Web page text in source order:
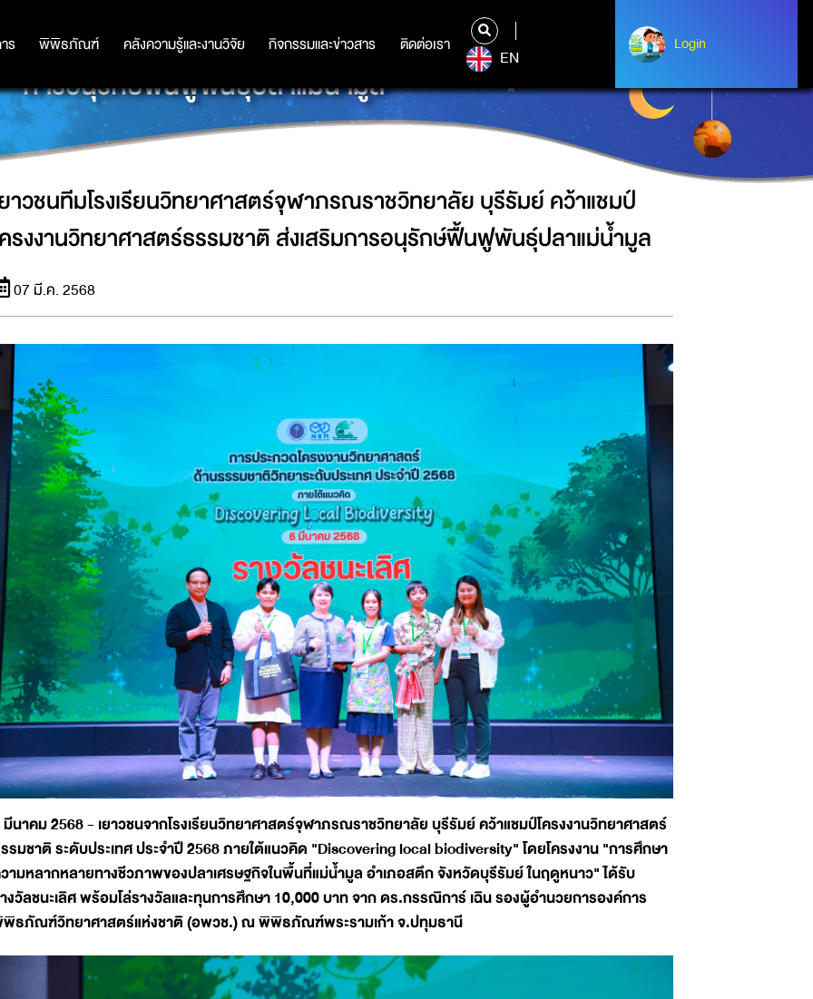
ร พิพิธภัณฑ์ คลังความรู้และงานวิจัย กิจกรรมและข่าวสาร ติดต่อเรา
ร พิพิธภัณฑ์ คลังความรู้และงานวิจัย กิจกรรมและข่าวสาร ติดต่อเรา
EN
Login
Login
ณราชวิทยาลัย บุรีรัมย์ คว้าแชมป์โครงงานวิทยาศาสตร์ธรรมชาติ ส่งเสริม
การอนุรักษ์ฟื้นฟูพันธุ์ปลาแม่น้ำมูล
าวชนทีมโรงเรียนวิทยาศาสตร์จุฬาภรณราชวิทยาลัย บุรีรัมย์ คว้าแชมป์
รงงานวิทยาศาสตร์ธรรมชาติ ส่งเสริมการอนุรักษ์ฟื้นฟูพันธุ์ปลาแม่น้ำมูล
07 มี.ค. 2568
นาคม 2568 - เยาวชนจากโรงเรียนวิทยาศาสตร์จุฬาภรณราชวิทยาลัย บุรีรัมย์ คว้าแชมป์โครงงานวิทยาศาสตร์
รมชาติ ระดับประเทศ ประจำปี 2568 ภายใต้แนวคิด "Discovering local biodiversity" โดยโครงงาน "การศึกษา
ามหลากหลายทางชีวภาพของปลาเศรษฐกิจในพื้นที่แม่น้ำมูล อำเภอสตึก จังหวัดบุรีรัมย์ ในฤดูหนาว" ได้รับ
งวัลชนะเลิศ พร้อมโล่รางวัลและทุนการศึกษา 10,000 บาท จาก ดร.กรรณิการ์ เฉิน รองผู้อำนวยการองค์การ
ธภัณฑ์วิทยาศาสตร์แห่งชาติ (อพวช.) ณ พิพิธภัณฑ์พระรามเก้า จ.ปทุมธานี